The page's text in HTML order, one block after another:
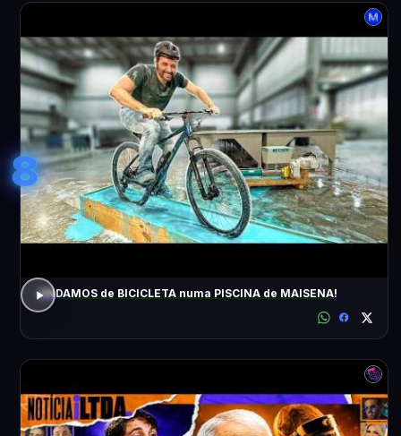
8
ANDAMOS de BICICLETA numa PISCINA de MAISENA!